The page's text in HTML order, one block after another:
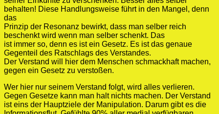
behalten! Diese Handlungsweise führt in den Mangel, denn
das
Prinzip der Resonanz bewirkt, dass man selber reich
beschenkt wird wenn man selber schenkt. Das
ist immer so, denn es ist ein Gesetz. Es ist das genaue
Gegenteil des Ratschlags des Verstandes.
Der Verstand will hier dem Menschen schmackhaft machen,
gegen ein Gesetz zu verstoßen.
Wer hier nur seinem Verstand folgt, wird alles verlieren.
Gegen Gesetze kann man halt nichts machen. Der Verstand
ist eins der Hauptziele der Manipulation. Darum gibt es die